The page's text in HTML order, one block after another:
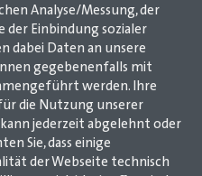
Analyse/Messung, der
der Einbindung sozialer
dabei Daten an unsere
gegebenenfalls mit
werden. Ihre
die Nutzung unserer
jederzeit abgelehnt oder
Sie, dass einige
der Webseite technisch
aus dem unser Slogan
VfL Gummersbach unter:
Kontakt